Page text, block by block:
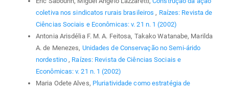
coletiva nos sindicatos rurais brasileiros, Raízes: Revista de
Ciências Sociais e Econômicas: v. 21 n. 1 (2002)
Antonia Arisdélia F. M. A. Feitosa, Takako Watanabe, Marilda
A. de Menezes, Unidades de Conservação no Semi-árido
nordestino, Raízes: Revista de Ciências Sociais e
Econômicas: v. 21 n. 1 (2002)
Maria Odete Alves, Pluriatividade como estratégia de